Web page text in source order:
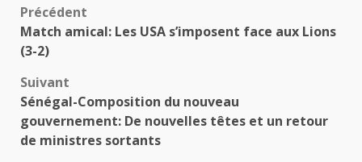
Navigation
d’article
Précédent
Match amical: Les USA s’imposent face aux Lions
(3-2)
Suivant
Sénégal-Composition du nouveau
gouvernement: De nouvelles têtes et un retour
de ministres sortants